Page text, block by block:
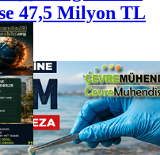
47,5 Milyon TL